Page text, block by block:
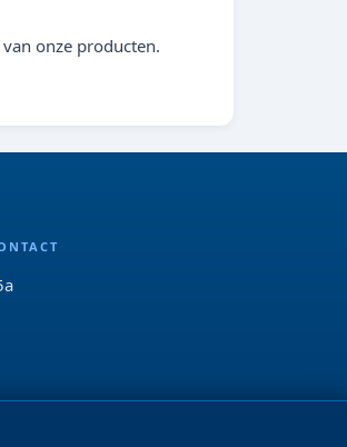
onze producten.